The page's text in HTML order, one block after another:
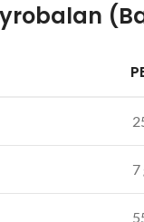
7